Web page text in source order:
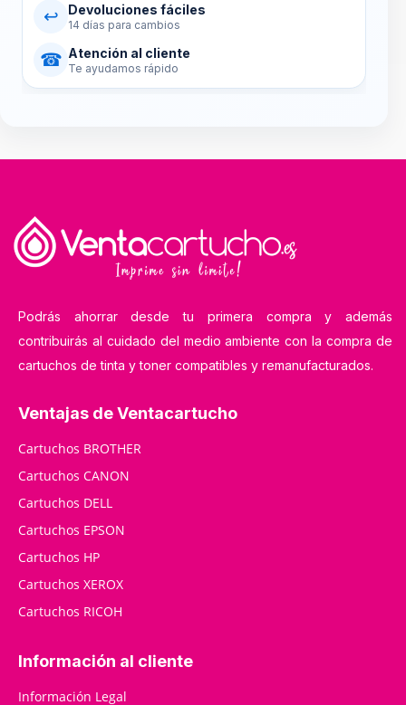
↩ Devoluciones fáciles
14 días para cambios
☎ Atención al cliente
Te ayudamos rápido
Podrás ahorrar desde tu primera compra y además
contribuirás al cuidado del medio ambiente con la compra de
cartuchos de tinta y toner compatibles y remanufacturados.
Ventajas de Ventacartucho
Cartuchos BROTHER
Cartuchos CANON
Cartuchos DELL
Cartuchos EPSON
Cartuchos HP
Cartuchos XEROX
Cartuchos RICOH
Información al cliente
Información Legal